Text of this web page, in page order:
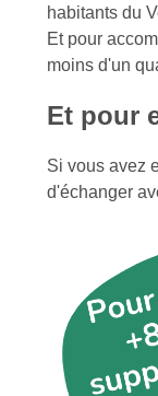
habitants du
Et pour
moins d'un
Et pour
Si vous avez
d'échanger